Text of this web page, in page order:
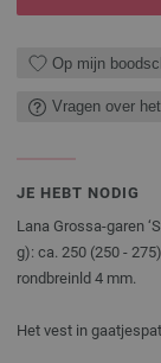
Op mijn
Vragen over
JE HEBT NODIG
Lana Grossa-garen
g): ca. 250 (250 -
rondbreinld 4 mm.
Het vest in